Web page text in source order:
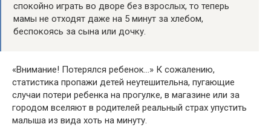
спокойно играть во дворе без взрослых, то теперь
мамы не отходят даже на 5 минут за хлебом,
беспокоясь за сына или дочку.
«Внимание! Потерялся ребенок…» К сожалению,
статистика пропажи детей неутешительна, пугающие
случаи потери ребенка на прогулке, в магазине или за
городом вселяют в родителей реальный страх упустить
малыша из вида хоть на минуту.